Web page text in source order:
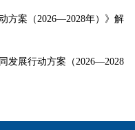
方案（2026—2028年）》解
发展行动方案（2026—2028